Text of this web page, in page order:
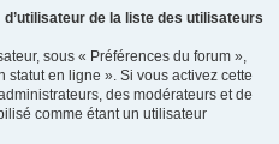
de la liste des utilisateurs
sous « Préférences du forum »,
statut en ligne ». Si vous activez cette
des modérateurs et de
comme étant un utilisateur